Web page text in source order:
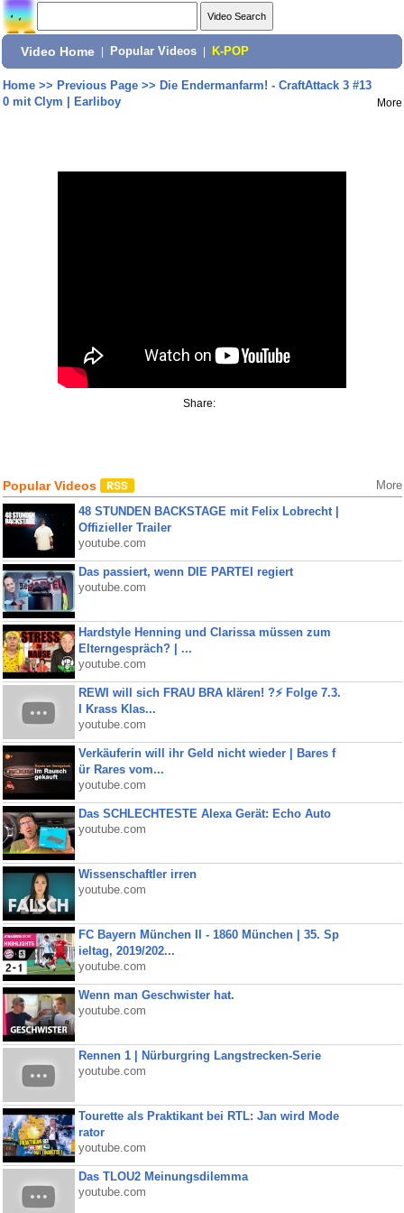
Video Home Popular Videos K-POP
Home>> Previous Page>> Die Endermanfarm! - CraftAttack 3 #13
0 mit Clym | Earliboy
More
Share:
Popular Videos More
48 STUNDEN BACKSTAGE mit Felix Lobrecht |
Offizieller Trailer
youtube.com
Das passiert, wenn DIE PARTEI regiert
youtube.com
Hardstyle Henning und Clarissa müssen zum
Elterngespräch? | ...
youtube.com
REWI will sich FRAU BRA klären! ?⚡️ Folge 7.3.
I Krass Klas...
youtube.com
Verkäuferin will ihr Geld nicht wieder | Bares f
ür Rares vom...
youtube.com
Das SCHLECHTESTE Alexa Gerät: Echo Auto
youtube.com
Wissenschaftler irren
youtube.com
FC Bayern München II - 1860 München | 35. Sp
ieltag, 2019/202...
youtube.com
Wenn man Geschwister hat.
youtube.com
Rennen 1 | Nürburgring Langstrecken-Serie
youtube.com
Tourette als Praktikant bei RTL: Jan wird Mode
rator
youtube.com
Das TLOU2 Meinungsdilemma
youtube.com